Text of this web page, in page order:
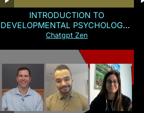
INTRODUCTION TO
DEVELOPMENTAL PSYCHOLOGY |
Magallen Fam
Chatgpt Zen